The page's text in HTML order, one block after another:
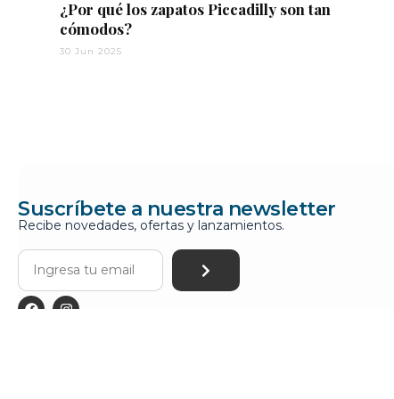
¿Por qué los zapatos Piccadilly son tan
cómodos?
30 Jun 2025
Suscríbete a nuestra newsletter
Recibe novedades, ofertas y lanzamientos.